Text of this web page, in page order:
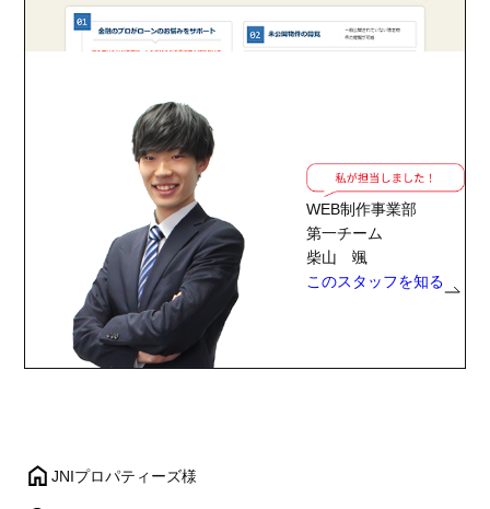
WEB制作事業部
第一チーム
柴山 颯
このスタッフを知る
JNIプロパティーズ様